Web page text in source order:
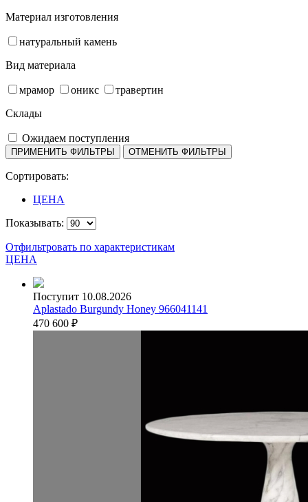
Материал изготовления
натуральный камень
Вид материала
мрамор оникс
травертин
Склады
Ожидаем поступления
Сортировать:
ЦЕНА
Показывать:
Отфильтровать по характеристикам
ЦЕНА
Поступит 10.08.2026
Aplastado Burgundy Honey 966041141
470 600 ₽